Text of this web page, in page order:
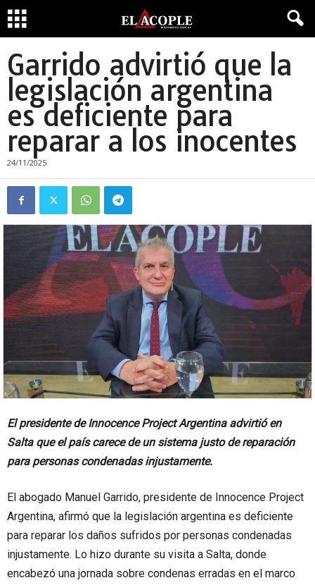
Garrido advirtió que la
legislación argentina
es deficiente para
reparar a los inocentes
24/11/2025
El presidente de Innocence Project Argentina advirtió en
Salta que el país carece de un sistema justo de reparación
para personas condenadas injustamente.
El abogado Manuel Garrido, presidente de Innocence Project
Argentina, afirmó que la legislación argentina es deficiente
para reparar los daños sufridos por personas condenadas
injustamente. Lo hizo durante su visita a Salta, donde
encabezó una jornada sobre condenas erradas en el marco